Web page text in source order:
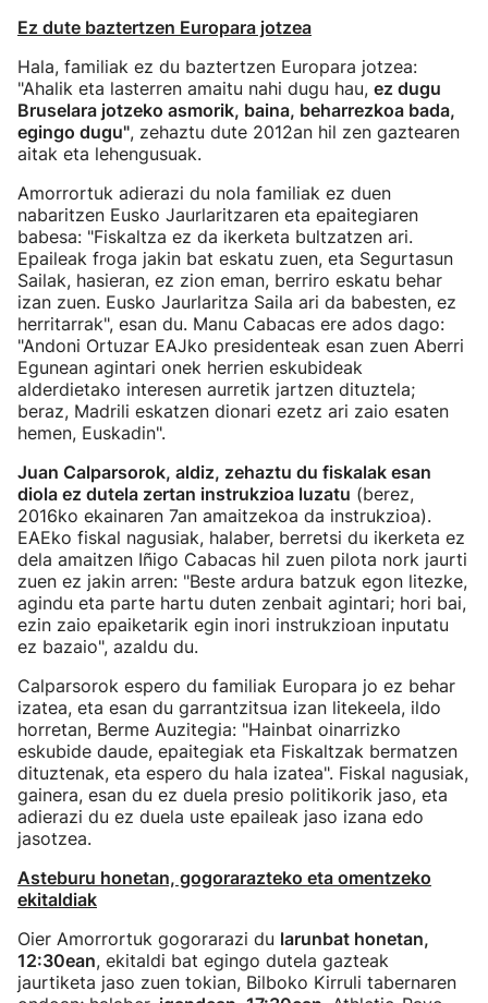
Ez dute baztertzen Europara jotzea
Hala, familiak ez du baztertzen Europara jotzea:
"Ahalik eta lasterren amaitu nahi dugu hau, ez dugu
Bruselara jotzeko asmorik, baina, beharrezkoa bada,
egingo dugu", zehaztu dute 2012an hil zen gaztearen
aitak eta lehengusuak.
Amorrortuk adierazi du nola familiak ez duen
nabaritzen Eusko Jaurlaritzaren eta epaitegiaren
babesa: "Fiskaltza ez da ikerketa bultzatzen ari.
Epaileak froga jakin bat eskatu zuen, eta Segurtasun
Sailak, hasieran, ez zion eman, berriro eskatu behar
izan zuen. Eusko Jaurlaritza Saila ari da babesten, ez
herritarrak", esan du. Manu Cabacas ere ados dago:
"Andoni Ortuzar EAJko presidenteak esan zuen Aberri
Egunean agintari onek herrien eskubideak
alderdietako interesen aurretik jartzen dituztela;
beraz, Madrili eskatzen dionari ezetz ari zaio esaten
hemen, Euskadin".
Juan Calparsorok, aldiz, zehaztu du fiskalak esan
diola ez dutela zertan instrukzioa luzatu (berez,
2016ko ekainaren 7an amaitzekoa da instrukzioa).
EAEko fiskal nagusiak, halaber, berretsi du ikerketa ez
dela amaitzen Iñigo Cabacas hil zuen pilota nork jaurti
zuen ez jakin arren: "Beste ardura batzuk egon litezke,
agindu eta parte hartu duten zenbait agintari; hori bai,
ezin zaio epaiketarik egin inori instrukzioan inputatu
ez bazaio", azaldu du.
Calparsorok espero du familiak Europara jo ez behar
izatea, eta esan du garrantzitsua izan litekeela, ildo
horretan, Berme Auzitegia: "Hainbat oinarrizko
eskubide daude, epaitegiak eta Fiskaltzak bermatzen
dituztenak, eta espero du hala izatea". Fiskal nagusiak,
gainera, esan du ez duela presio politikorik jaso, eta
adierazi du ez duela uste epaileak jaso izana edo
jasotzea.
Asteburu honetan, gogorarazteko eta omentzeko
ekitaldiak
Oier Amorrortuk gogorarazi du larunbat honetan,
12:30ean, ekitaldi bat egingo dutela gazteak
jaurtiketa jaso zuen tokian, Bilboko Kirruli tabernaren